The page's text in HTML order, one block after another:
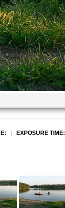
EXPOSURE TIME: